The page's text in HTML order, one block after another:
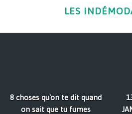
LES
8 choses qu'on te dit quand
on sait que tu fumes